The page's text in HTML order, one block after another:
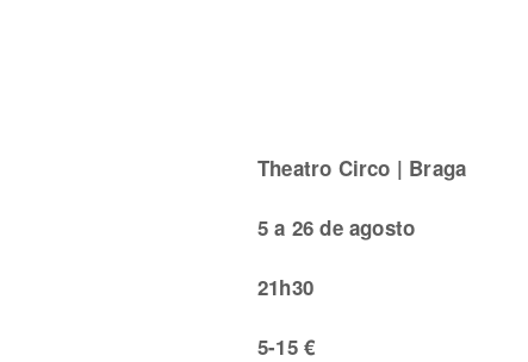
Theatro Circo | Braga
5 a 26 de agosto
21h30
5-15 €